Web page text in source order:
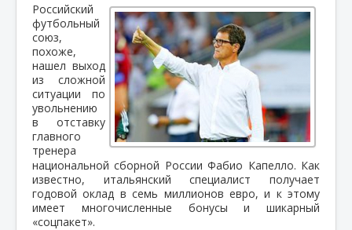
Российский
футбольный
союз,
похоже,
нашел выход
из сложной
ситуации по
увольнению
в отставку
главного
тренера
национальной сборной России Фабио Капелло. Как
известно, итальянский специалист получает
годовой оклад в семь миллионов евро, и к этому
имеет многочисленные бонусы и шикарный
«соцпакет».